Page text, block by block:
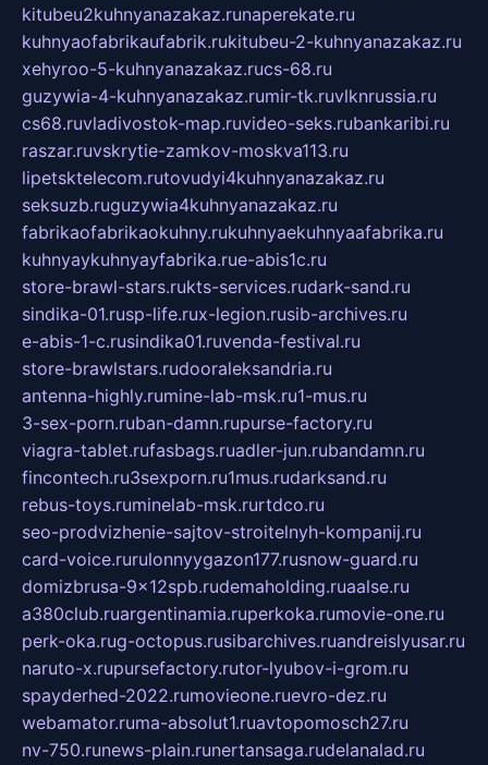
kitubeu2kuhnyanazakaz.runaperekate.ru
kuhnyaofabrikaufabrik.rukitubeu-2-kuhnyanazakaz.ru
xehyroo-5-kuhnyanazakaz.rucs-68.ru
guzywia-4-kuhnyanazakaz.rumir-tk.ruvlknrussia.ru
cs68.ruvladivostok-map.ruvideo-seks.rubankaribi.ru
raszar.ruvskrytie-zamkov-moskva113.ru
lipetsktelecom.rutovudyi4kuhnyanazakaz.ru
seksuzb.ruguzywia4kuhnyanazakaz.ru
fabrikaofabrikaokuhny.rukuhnyaekuhnyaafabrika.ru
kuhnyaykuhnyayfabrika.rue-abis1c.ru
store-brawl-stars.rukts-services.rudark-sand.ru
sindika-01.rusp-life.rux-legion.rusib-archives.ru
e-abis-1-c.rusindika01.ruvenda-festival.ru
store-brawlstars.rudooraleksandria.ru
antenna-highly.rumine-lab-msk.ru1-mus.ru
3-sex-porn.ruban-damn.rupurse-factory.ru
viagra-tablet.rufasbags.ruadler-jun.rubandamn.ru
fincontech.ru3sexporn.ru1mus.rudarksand.ru
rebus-toys.ruminelab-msk.rurtdco.ru
seo-prodvizhenie-sajtov-stroitelnyh-kompanij.ru
card-voice.rurulonnyygazon177.rusnow-guard.ru
domizbrusa-9x12spb.rudemaholding.ruaalse.ru
a380club.ruargentinamia.ruperkoka.rumovie-one.ru
perk-oka.rug-octopus.rusibarchives.ruandreislyusar.ru
naruto-x.rupursefactory.rutor-lyubov-i-grom.ru
spayderhed-2022.rumovieone.ruevro-dez.ru
webamator.ruma-absolut1.ruavtopomosch27.ru
nv-750.runews-plain.runertansaga.rudelanalad.ru